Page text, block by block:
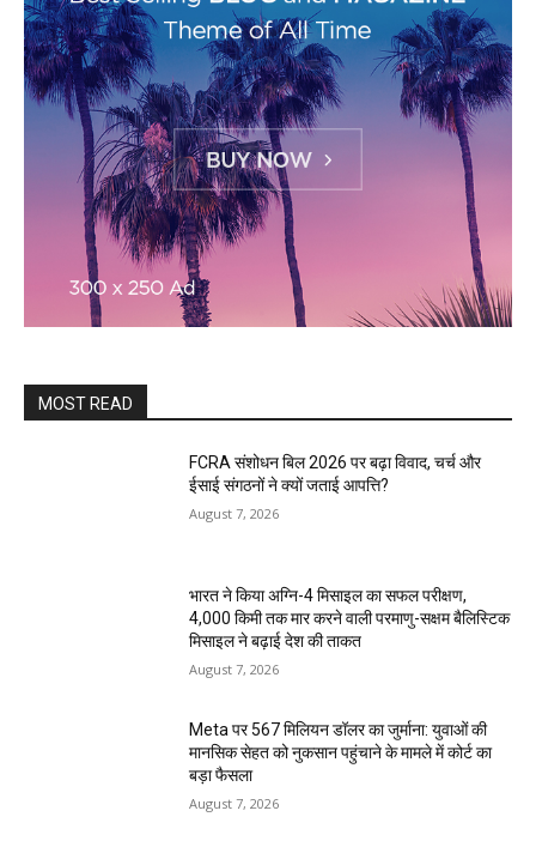
MOST READ
FCRA संशोधन बिल 2026 पर बढ़ा विवाद, चर्च और
ईसाई संगठनों ने क्यों जताई आपत्ति?
August 7, 2026
भारत ने किया अग्नि-4 मिसाइल का सफल परीक्षण,
4,000 किमी तक मार करने वाली परमाणु-सक्षम बैलिस्टिक
मिसाइल ने बढ़ाई देश की ताकत
August 7, 2026
Meta पर 567 मिलियन डॉलर का जुर्माना: युवाओं की
मानसिक सेहत को नुकसान पहुंचाने के मामले में कोर्ट का
बड़ा फैसला
August 7, 2026